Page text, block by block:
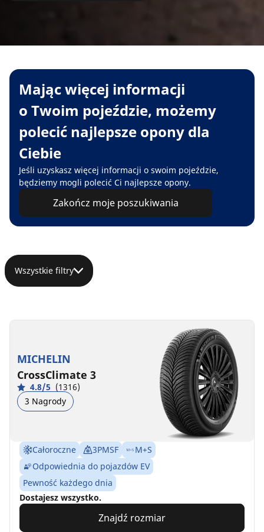
Mając więcej informacji
o Twoim pojeździe, możemy
polecić najlepsze opony dla
Ciebie
Jeśli uzyskasz więcej informacji o swoim pojeździe,
będziemy mogli polecić Ci najlepsze opony.
Zakończ moje poszukiwania
Wszystkie filtry
MICHELIN
CrossClimate 3
4.8/5 (1316)
3 Nagrody
Całoroczne 3PMSF
M+S
Odpowiednia do pojazdów EV
Pewność każdego dnia
Dostajesz wszystko.
Znajdź rozmiar